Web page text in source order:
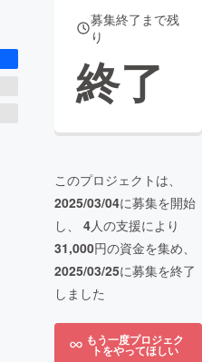
募集終了まで残
り
終了
このプロジェクトは、
2025/03/04に募集を開始
し、 4人の支援により
31,000円の資金を集め、
2025/03/25に募集を終了
しました
もう一度プロジェク
トをやってほしい